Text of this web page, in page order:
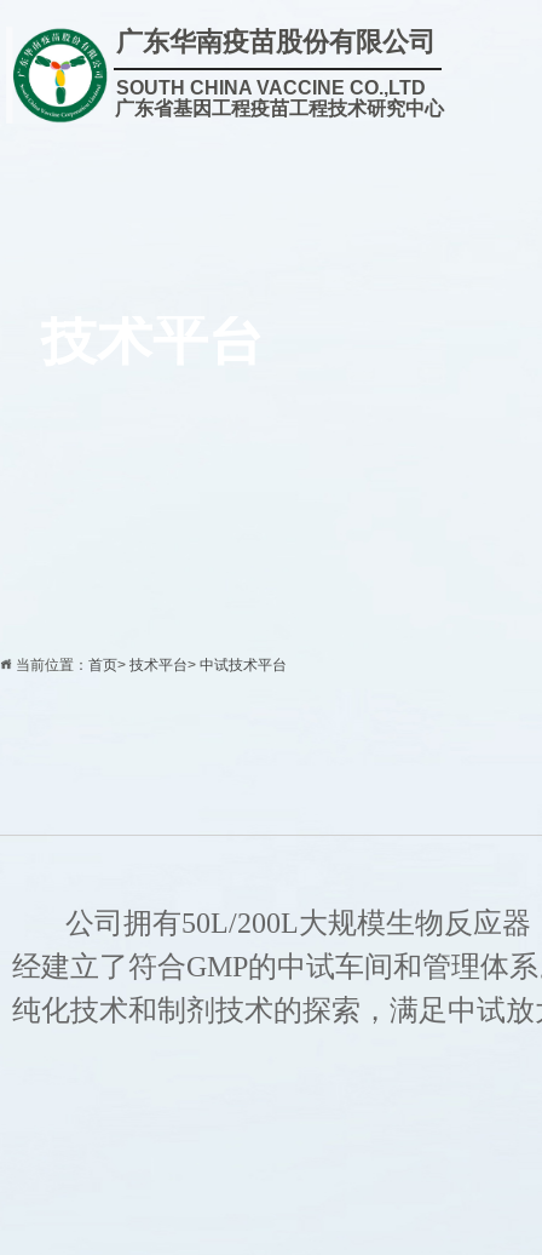
广东华南疫苗股份有限公司
SOUTH CHINA VACCINE CO.,LTD
广东省基因工程疫苗工程技术研究中心
当前位置： 首页> 技术平台> 中试技术平台
公司拥有50L/200L大规模生物反应器
经建立了符合GMP的中试车间和管理体
纯化技术和制剂技术的探索，满足中试